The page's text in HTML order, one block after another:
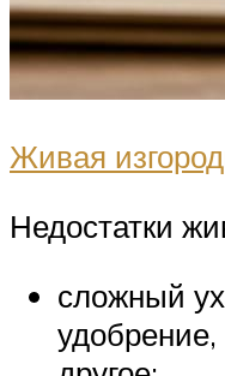
Живая
Недостатки
сложный